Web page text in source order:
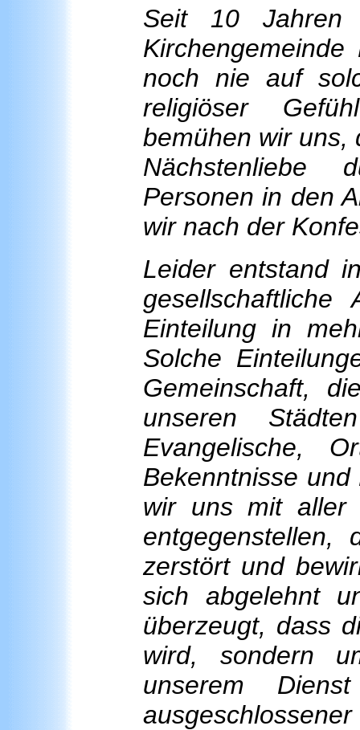
Seit 10 Jahren
noch nie auf
religiöser
bemühen wir uns,
Nächstenliebe
Personen in den
wir nach der
Leider entstand
gesellschaftliche
Einteilung in
Solche
Gemeinschaft,
unseren
Evangelische,
Bekenntnisse
wir uns mit aller
entgegenstellen,
zerstört und
sich abgelehnt
überzeugt, dass
wird, sondern
unserem